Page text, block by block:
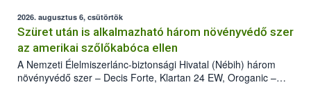
2026. augusztus 6, csütörtök
Szüret után is alkalmazható három növényvédő szer
az amerikai szőlőkabóca ellen
A Nemzeti Élelmiszerlánc-biztonsági Hivatal (Nébih) három
növényvédő szer – Decis Forte, Klartan 24 EW, Oroganic –